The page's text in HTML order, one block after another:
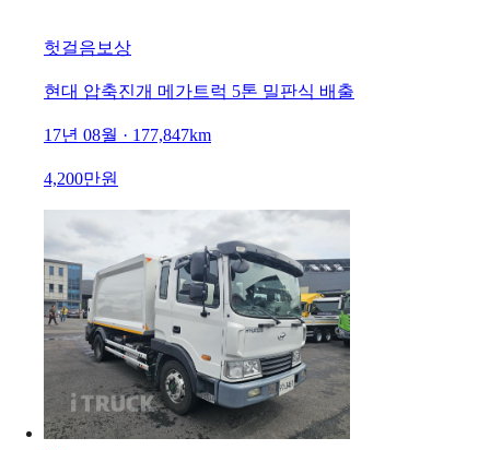
헛걸음보상
현대 압축진개 메가트럭 5톤 밀판식 배출
17년 08월 · 177,847km
4,200만원